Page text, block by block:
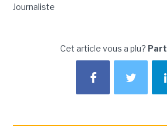
Journaliste
Cet article vous a plu?